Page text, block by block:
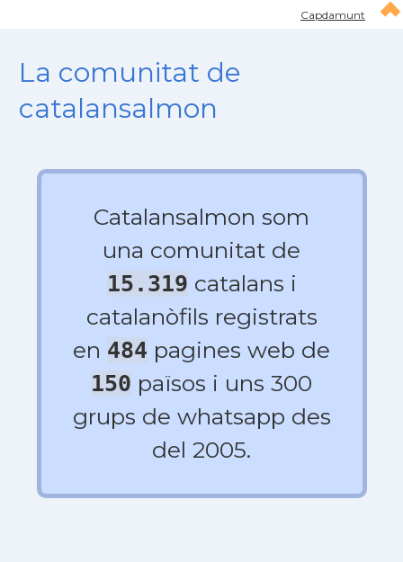
Capdamunt
La comunitat de
catalansalmon
Catalansalmon som
una comunitat de
15.319 catalans i
catalanòfils registrats
en 484 pagines web de
150 països i uns 300
grups de whatsapp des
del 2005.